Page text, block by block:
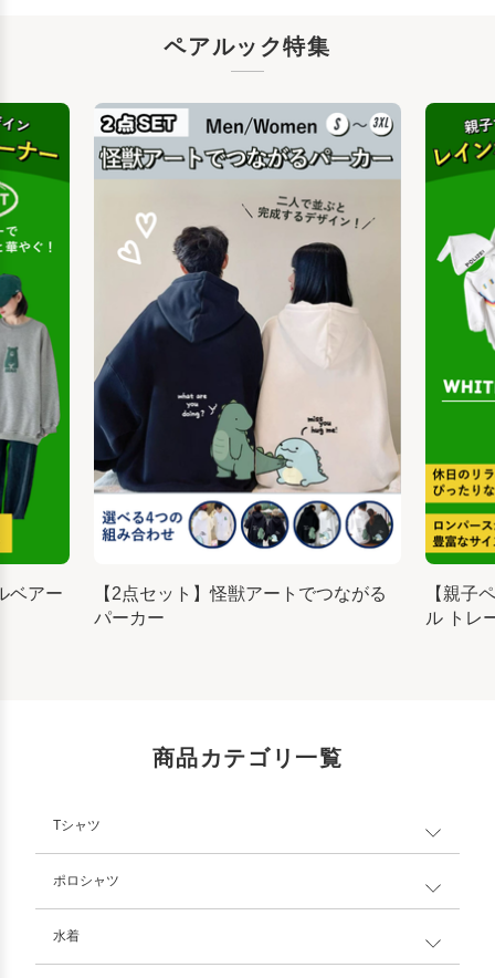
ペアルック特集
ベアー
【2点セット】怪獣アートでつながる
パーカー
【親子
ル トレ
商品カテゴリ一覧
Tシャツ
ポロシャツ
水着